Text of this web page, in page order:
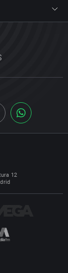
12